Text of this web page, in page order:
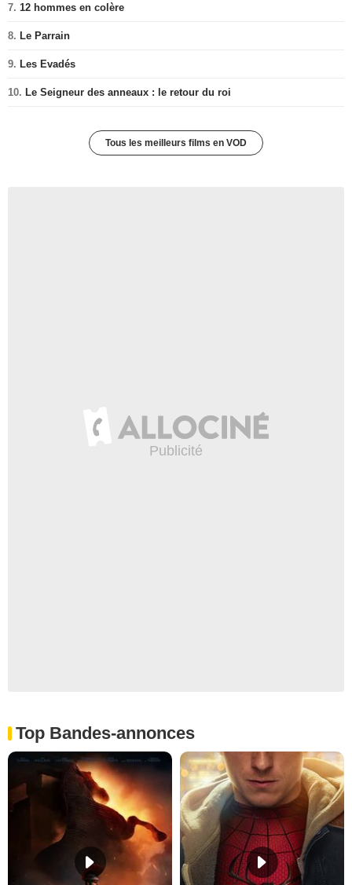
7. 12 hommes en colère
8. Le Parrain
9. Les Evadés
10. Le Seigneur des anneaux : le retour du roi
Tous les meilleurs films en VOD
Top Bandes-annonces